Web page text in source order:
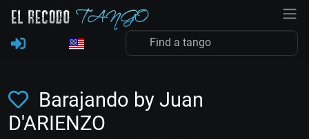
Barajando by Juan
D'ARIENZO